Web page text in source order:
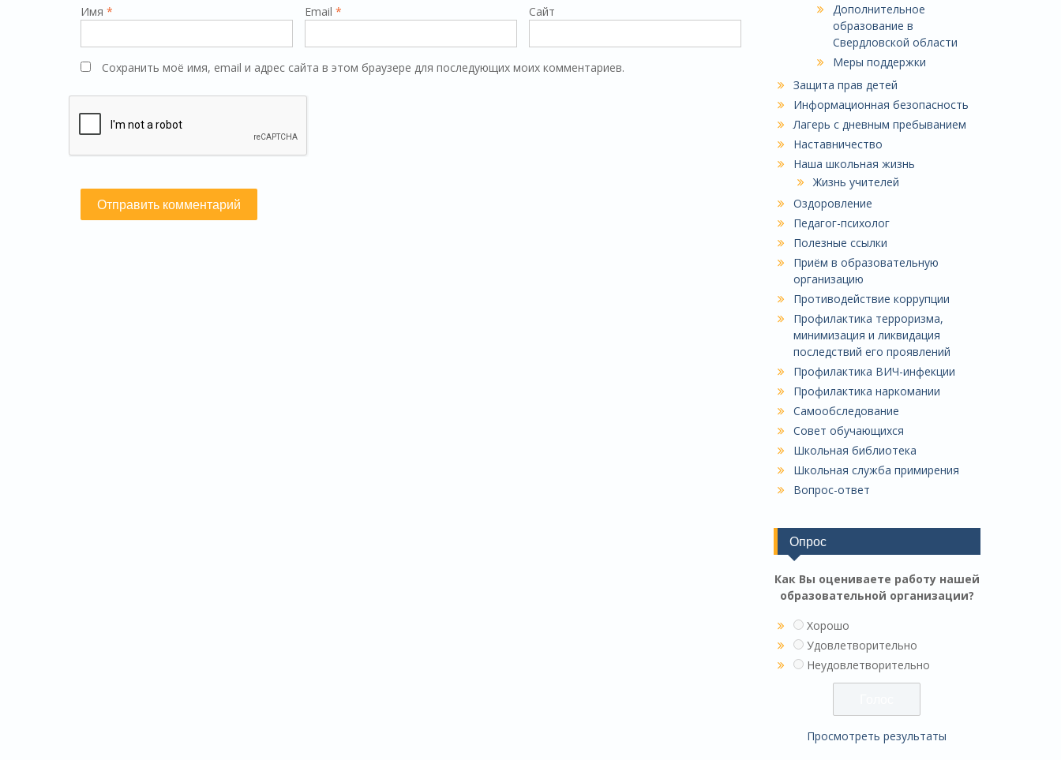
Имя * Email * Сайт
Сохранить моё имя, email и адрес сайта в этом браузере для последующих моих комментариев.
Дополнительное
образование в
Свердловской области
Меры поддержки
Защита прав детей
Информационная безопасность
Лагерь с дневным пребыванием
Наставничество
Наша школьная жизнь
Жизнь учителей
Оздоровление
Педагог-психолог
Полезные ссылки
Приём в образовательную
организацию
Противодействие коррупции
Профилактика терроризма,
минимизация и ликвидация
последствий его проявлений
Профилактика ВИЧ-инфекции
Профилактика наркомании
Самообследование
Совет обучающихся
Школьная библиотека
Школьная служба примирения
Вопрос-ответ
Опрос
Как Вы оцениваете работу нашей
образовательной организации?
Хорошо
Удовлетворительно
Неудовлетворительно
Просмотреть результаты